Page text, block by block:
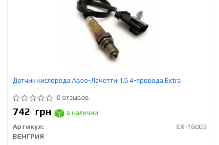
Датчик кислорода Авео-Лачетти 1.6 4-провода Extra
0 отзывов
742 грн
в наличии
Артикул:
EX-16003
ВЕНГРИЯ